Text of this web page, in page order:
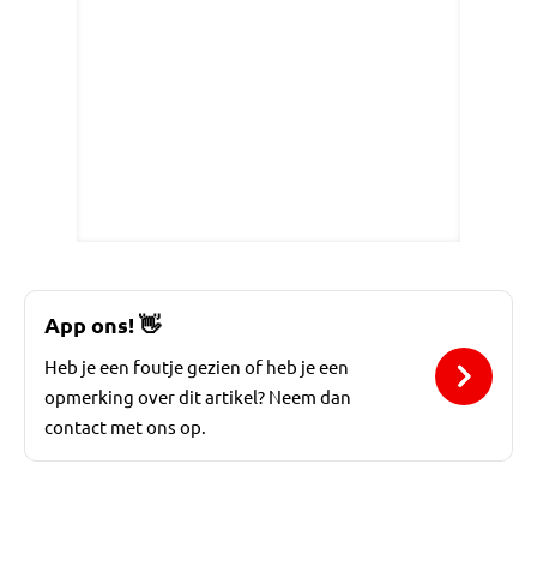
App ons!👋
Heb je een foutje gezien of heb je een
opmerking over dit artikel? Neem dan
contact met ons op.